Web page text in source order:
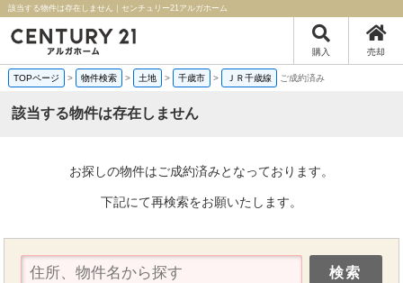
該当する物件は存在しません｜センチュリー21アルガホーム
購入 売却
TOPページ > 物件検索 > 土地 > 千歳市 > ＪＲ千歳線 ご成約済み
該当する物件は存在しません
お探しの物件はご成約済みとなっております。
下記にて再検索をお願いたします。